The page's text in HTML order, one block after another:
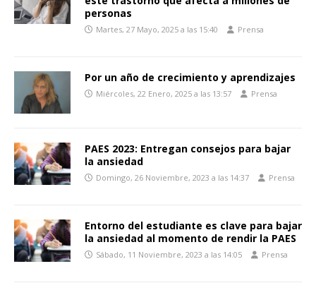
personas
Martes, 27 Mayo, 2025 a las 15:40 Prensa
Por un año de crecimiento y aprendizajes
Miércoles, 22 Enero, 2025 a las 13:57 Prensa
PAES 2023: Entregan consejos para bajar
la ansiedad
Domingo, 26 Noviembre, 2023 a las 14:37 Prensa
Entorno del estudiante es clave para bajar
la ansiedad al momento de rendir la PAES
Sábado, 11 Noviembre, 2023 a las 14:05 Prensa